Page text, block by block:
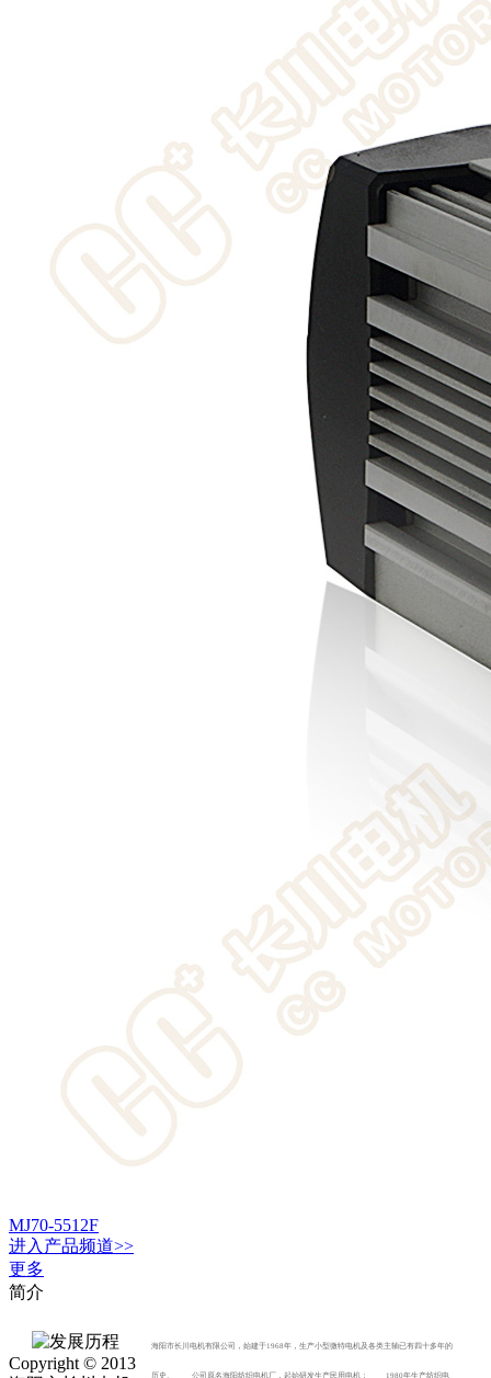
MJ70-5512F
进入 产品频道>>
更多
简介
海阳市长川电机有限公司，始建于1968年，生产小型微特电机及各类主轴已有四十多年的
历史。 公司原名海阳纺织电机厂，起始研发生产民用电机； 1980年生产纺织电
Copyright © 2013